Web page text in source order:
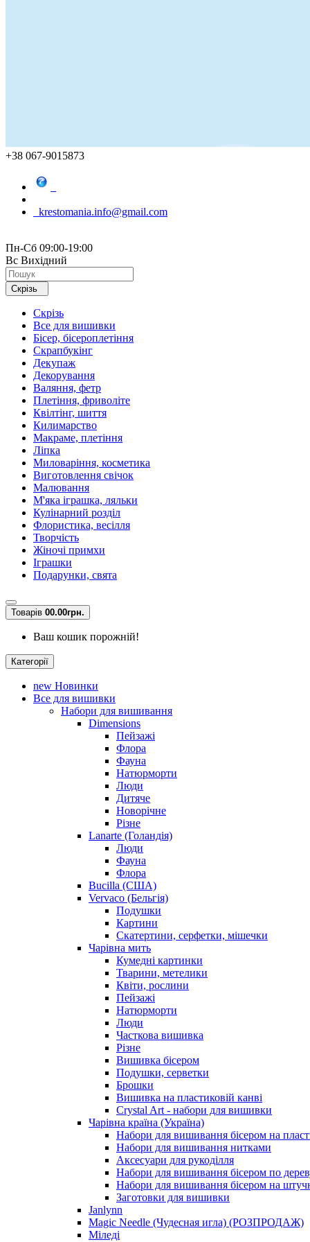
+38 067-9015873
krestomania.info@gmail.com
Пн-Сб 09:00-19:00
Вс Вихідний
Скрізь
Скрізь
Все для вишивки
Бісер, бісероплетіння
Скрапбукінг
Декупаж
Декорування
Валяння, фетр
Плетіння, фриволіте
Квілтінг, шиття
Килимарство
Макраме, плетіння
Ліпка
Миловаріння, косметика
Виготовлення свічок
Малювання
М'яка іграшка, ляльки
Кулінарний розділ
Флористика, весілля
Творчість
Жіночі примхи
Іграшки
Подарунки, свята
Товарів 00.00грн.
Ваш кошик порожній!
Категорії
new Новинки
Все для вишивки
Набори для вишивання
Dimensions
Пейзажі
Флора
Фауна
Натюрморти
Люди
Дитяче
Новорічне
Різне
Lanarte (Голандія)
Люди
Фауна
Флора
Bucilla (США)
Vervaco (Бельгія)
Подушки
Картини
Скатертини, серфетки, мішечки
Чарiвна мить
Кумедні картинки
Тварини, метелики
Квіти, рослини
Пейзажі
Натюрморти
Люди
Часткова вишивка
Різне
Вишивка бісером
Подушки, серветки
Брошки
Вишивка на пластиковій канві
Crystal Art - набори для вишивки
Чарівна країна (Україна)
Набори для вишивання бісером на
Набори для вишивання нитками
Аксесуари для рукоділля
Набори для вишивання бісером по
Набори для вишивання бісером на
Заготовки для вишивки
Janlynn
Magic Needle (Чудесная игла) (РОЗПРОДАЖ)
Міледі